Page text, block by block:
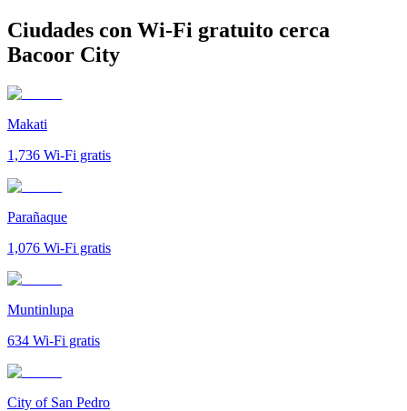
Ciudades con Wi-Fi gratuito cerca
Bacoor City
Makati
1,736 Wi-Fi gratis
Parañaque
1,076 Wi-Fi gratis
Muntinlupa
634 Wi-Fi gratis
City of San Pedro